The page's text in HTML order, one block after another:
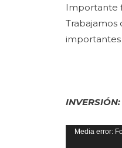
Importante
Trabajamos
importantes
Media error: